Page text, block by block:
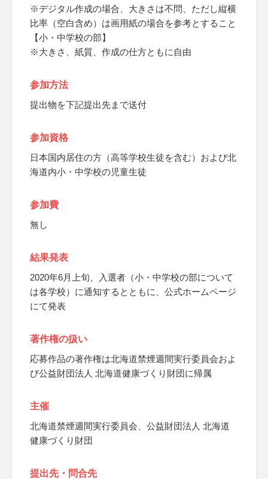
※デジタル作成の場合、大きさは不問、ただし縦横
比率（空白含め）は画用紙の場合を参考とすること
【小・中学校の部】
※大きさ、紙質、作成の仕方ともに自由
参加方法
提出物を下記提出先まで送付
参加資格
日本国内居住の方（高等学校生徒を含む）および北
海道内小・中学校の児童生徒
参加費
無し
結果発表
2020年6月上旬、入選者（小・中学校の部について
は各学校）に通知するとともに、公式ホームページ
にて発表
著作権の扱い
応募作品の著作権は北海道禁煙週間実行委員会およ
び公益財団法人 北海道健康づくり財団に帰属
主催
北海道禁煙週間実行委員会、公益財団法人 北海道
健康づくり財団
提出先・問合先